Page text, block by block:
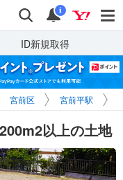
検索 通知
i
ID新規取得
宮前区 宮前平駅
以上の土地